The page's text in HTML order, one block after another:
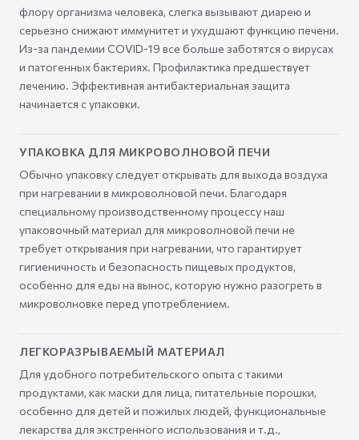
флору организма человека, слегка вызывают диарею и
серьезно снижают иммунитет и ухудшают функцию печени.
Из-за пандемии COVID-19 все больше заботятся о вирусах
и патогенных бактериях. Профилактика предшествует
лечению. Эффективная антибактериальная защита
начинается с упаковки.
УПАКОВКА ДЛЯ МИКРОВОЛНОВОЙ ПЕЧИ
Обычно упаковку следует открывать для выхода воздуха
при нагревании в микроволновой печи. Благодаря
специальному производственному процессу наш
упаковочный материал для микроволновой печи не
требует открывания при нагревании, что гарантирует
гигиеничность и безопасность пищевых продуктов,
особенно для еды на вынос, которую нужно разогреть в
микроволновке перед употреблением.
ЛЕГКОРАЗРЫВАЕМЫЙ МАТЕРИАЛ
Для удобного потребительского опыта с такими
продуктами, как маски для лица, питательные порошки,
особенно для детей и пожилых людей, функциональные
лекарства для экстренного использования и т.д.,